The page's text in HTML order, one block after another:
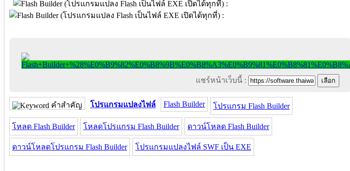
แชร์หน้าเว็บนี้ :
คำสำคัญ โปรแกรมแปลงไฟล์ Flash Builder โปรแกรม Flash Builder
โหลด Flash Builder โหลดโปรแกรม Flash Builder ดาวน์โหลด Flash Builder
ดาวน์โหลดโปรแกรม Flash Builder โปรแกรมแปลงไฟล์ SWF เป็น EXE